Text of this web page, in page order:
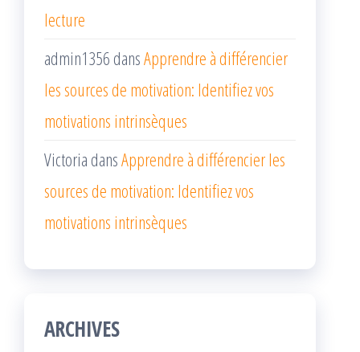
lecture
admin1356 dansApprendre à différencier
les sources de motivation: Identifiez vos
motivations intrinsèques
Victoria dansApprendre à différencier les
sources de motivation: Identifiez vos
motivations intrinsèques
ARCHIVES